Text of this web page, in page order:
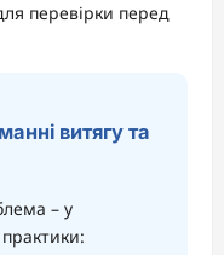
перевірки перед
витягу та
– у